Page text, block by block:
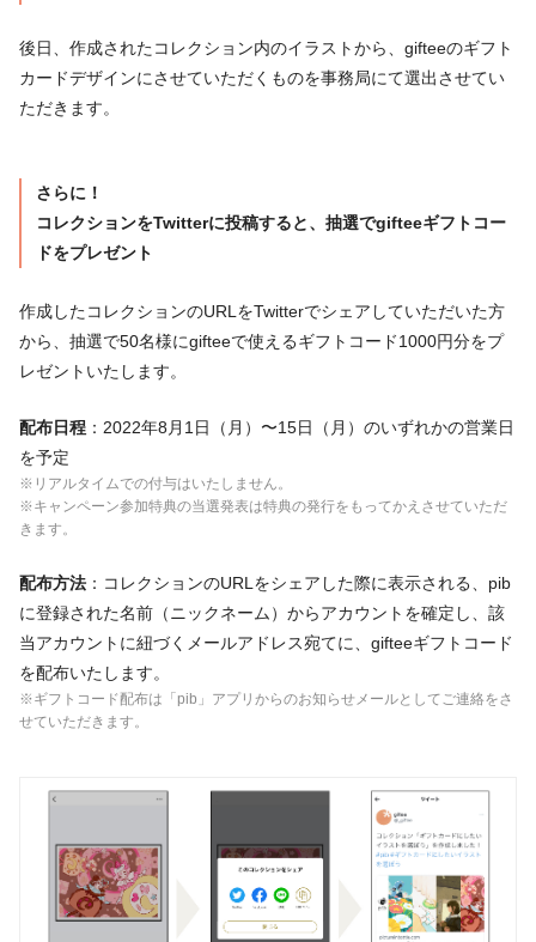
後日、作成されたコレクション内のイラストから、gifteeのギフト
カードデザインにさせていただくものを事務局にて選出させてい
ただきます。
さらに！
コレクションをTwitterに投稿すると、抽選でgifteeギフトコー
ドをプレゼント
作成したコレクションのURLをTwitterでシェアしていただいた方
から、抽選で50名様にgifteeで使えるギフトコード1000円分をプ
レゼントいたします。
配布日程 ：2022年8月1日（月）〜15日（月）のいずれかの営業日
を予定
※リアルタイムでの付与はいたしません。
※キャンペーン参加特典の当選発表は特典の発行をもってかえさせていただ
きます。
配布方法 ：コレクションのURLをシェアした際に表示される、pib
に登録された名前（ニックネーム）からアカウントを確定し、該
当アカウントに紐づくメールアドレス宛てに、gifteeギフトコード
を配布いたします。
※ギフトコード配布は「pib」アプリからのお知らせメールとしてご連絡をさ
せていただきます。